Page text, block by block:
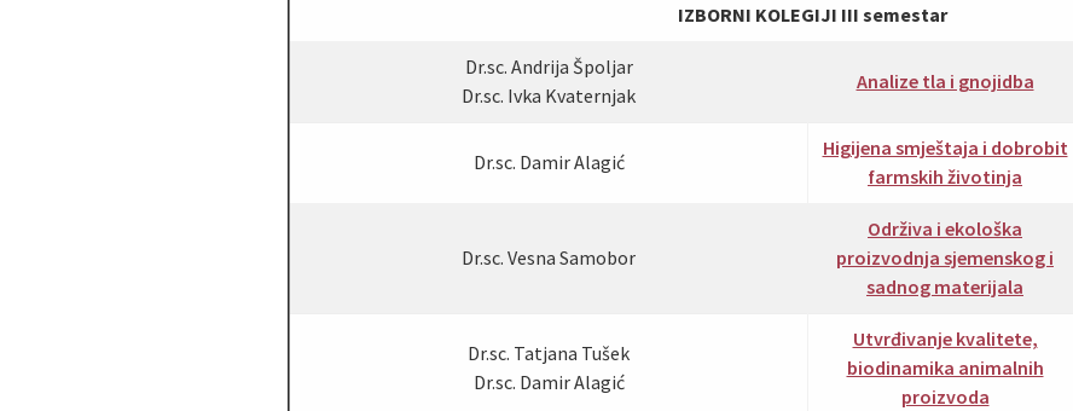
IZBORNI KOLEGIJI III semestar
Dr.sc. Andrija Špoljar
Dr.sc. Ivka Kvaternjak
Analize tla i gnojidba
Dr.sc. Damir Alagić
Higijena smještaja i dobrobit
farmskih životinja
Dr.sc. Vesna Samobor
Održiva i ekološka
proizvodnja sjemenskog i
sadnog materijala
Dr.sc. Tatjana Tušek
Dr.sc. Damir Alagić
Utvrđivanje kvalitete,
biodinamika animalnih
proizvoda